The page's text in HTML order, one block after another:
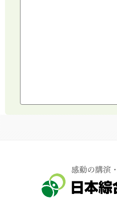
コミュニケーション・話
キャスター・アナウンサ
俳優・タレント・モデル